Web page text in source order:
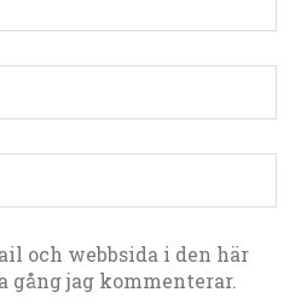
och webbsida i den här
gång jag kommenterar.